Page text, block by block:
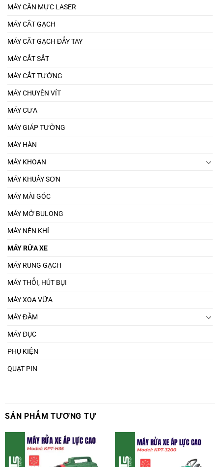
MÁY CÂN MỰC LASER
MÁY CẮT GẠCH
MÁY CẮT GẠCH ĐẨY TAY
MÁY CẮT SẮT
MÁY CẮT TƯỜNG
MÁY CHUYÊN VÍT
MÁY CƯA
MÁY GIÁP TƯỜNG
MÁY HÀN
MÁY KHOAN
MÁY KHUẤY SƠN
MÁY MÀI GÓC
MÁY MỞ BULONG
MÁY NÉN KHÍ
MÁY RỬA XE
MÁY RUNG GẠCH
MÁY THỔI, HÚT BỤI
MÁY XOA VỮA
MÁY ĐẦM
MÁY ĐỤC
PHỤ KIỆN
QUẠT PIN
SẢN PHẨM TƯƠNG TỰ